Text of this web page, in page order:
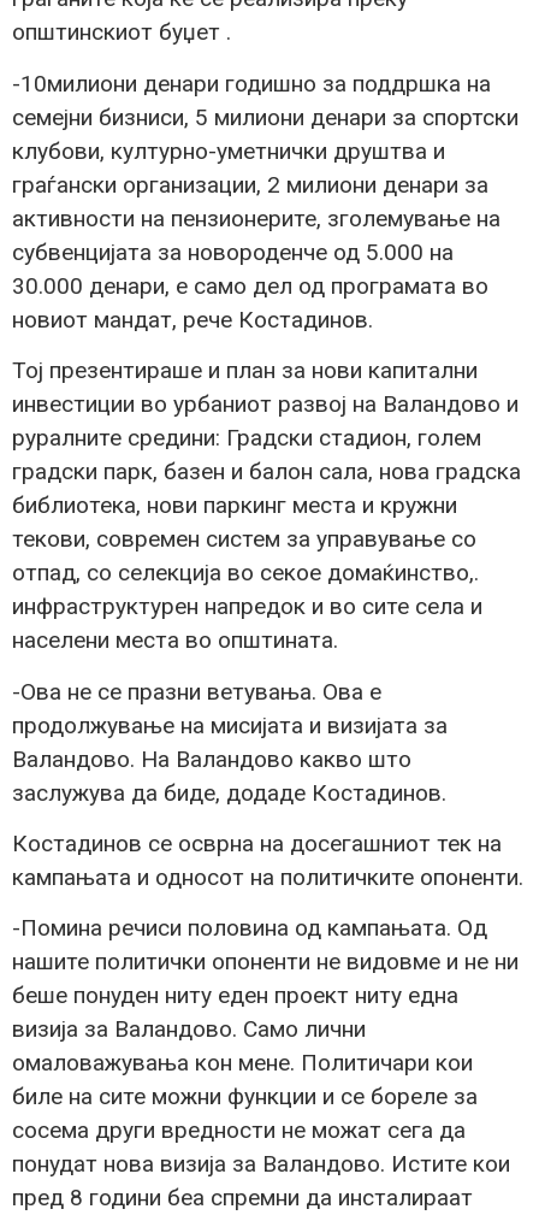
општинскиот буџет .
-10милиони денари годишно за поддршка на
семејни бизниси, 5 милиони денари за спортски
клубови, културно-уметнички друштва и
граѓански организации, 2 милиони денари за
активности на пензионерите, зголемување на
субвенцијата за новороденче од 5.000 на
30.000 денари, е само дел од програмата во
новиот мандат, рече Костадинов.
Тој презентираше и план за нови капитални
инвестиции во урбаниот развој на Валандово и
руралните средини: Градски стадион, голем
градски парк, базен и балон сала, нова градска
библиотека, нови паркинг места и кружни
текови, современ систем за управување со
отпад, со селекција во секое домаќинство,.
инфраструктурен напредок и во сите села и
населени места во општината.
-Ова не се празни ветувања. Ова е
продолжување на мисијата и визијата за
Валандово. На Валандово какво што
заслужува да биде, додаде Костадинов.
Костадинов се осврна на досегашниот тек на
кампањата и односот на политичките опоненти.
-Помина речиси половина од кампањата. Од
нашите политички опоненти не видовме и не ни
беше понуден ниту еден проект ниту една
визија за Валандово. Само лични
омаловажувања кон мене. Политичари кои
биле на сите можни функции и се бореле за
сосема други вредности не можат сега да
понудат нова визија за Валандово. Истите кои
пред 8 години беа спремни да инсталираат